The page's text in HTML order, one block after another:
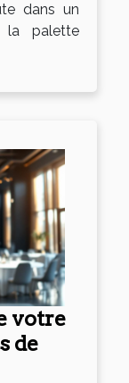
dans un
la palette
votre
de